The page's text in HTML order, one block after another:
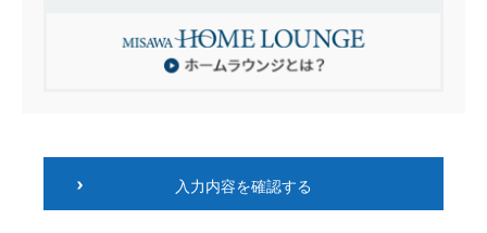
入力内容を確認する